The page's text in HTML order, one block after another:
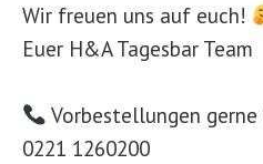
Wir freuen uns auf euch!
Euer H&A Tagesbar Team
Vorbestellungen
0221 1260200